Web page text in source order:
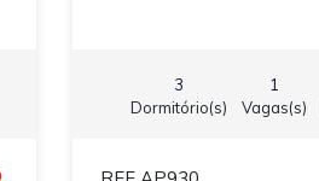
3
Dormitório(s)
1
Vagas(s)